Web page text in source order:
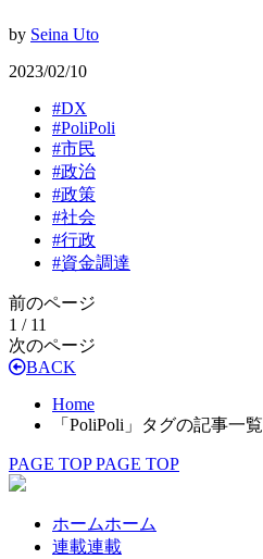
by Seina Uto
2023/02/10
#DX
#PoliPoli
#市民
#政治
#政策
#社会
#行政
#資金調達
前のページ
1 / 11
次のページ
BACK
Home
「PoliPoli」タグの記事一覧
PAGE TOP PAGE TOP
ホームホーム
連載連載